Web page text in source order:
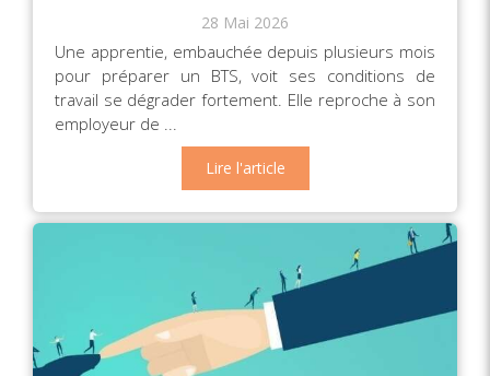
28 Mai 2026
Une apprentie, embauchée depuis plusieurs mois
pour préparer un BTS, voit ses conditions de
travail se dégrader fortement. Elle reproche à son
employeur de ...
Lire l'article